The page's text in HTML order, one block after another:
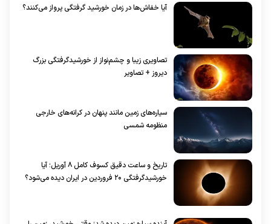
آیا خفاش‌ها در زمان خورشید گرفتگی پرواز می‌کنند؟
تصاویری زیبا و چشم‌نواز از خورشیدگرفتگی بزرگ
دیروز + تصاویر
سیاره‌های زمین مانند پنهان در کرانه‌های خارجی
منظومه شمسی
تاریخ و ساعت دقیق کسوف کامل ۸ آوریل؛ آیا
خورشیدگرفتگی ۲۰ فروردین در ایران دیده می‌شود؟